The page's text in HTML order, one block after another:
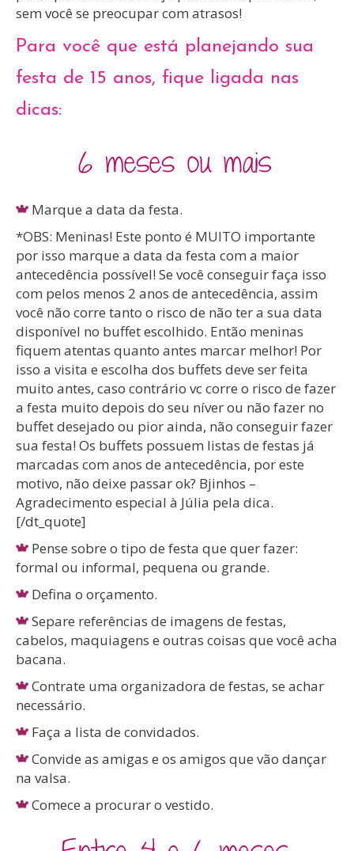
sem você se preocupar com atrasos!
Para você que está planejando sua
festa de 15 anos, fique ligada nas
dicas:
Marque a data da festa.
*OBS: Meninas! Este ponto é MUITO importante
por isso marque a data da festa com a maior
antecedência possível! Se você conseguir faça isso
com pelos menos 2 anos de antecedência, assim
você não corre tanto o risco de não ter a sua data
disponível no buffet escolhido. Então meninas
fiquem atentas quanto antes marcar melhor! Por
isso a visita e escolha dos buffets deve ser feita
muito antes, caso contrário vc corre o risco de fazer
a festa muito depois do seu níver ou não fazer no
buffet desejado ou pior ainda, não conseguir fazer
sua festa! Os buffets possuem listas de festas já
marcadas com anos de antecedência, por este
motivo, não deixe passar ok? Bjinhos –
Agradecimento especial à Júlia pela dica.
[/dt_quote]
Pense sobre o tipo de festa que quer fazer:
formal ou informal, pequena ou grande.
Defina o orçamento.
Separe referências de imagens de festas,
cabelos, maquiagens e outras coisas que você acha
bacana.
Contrate uma organizadora de festas, se achar
necessário.
Faça a lista de convidados.
Convide as amigas e os amigos que vão dançar
na valsa.
Comece a procurar o vestido.